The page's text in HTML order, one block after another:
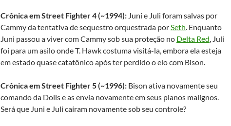
Crônica em Street Fighter 4 (~1994): Juni e Juli foram salvas por
Cammy da tentativa de sequestro orquestrada porSeth. Enquanto
Juni passou a viver com Cammy sob sua proteção no Delta Red, Juli
foi para um asilo onde T. Hawk costuma visitá-la, embora ela esteja
em estado quase catatônico após ter perdido o elo com Bison.
Crônica em Street Fighter 5 (~1996): Bison ativa novamente seu
comando da Dolls e as envia novamente em seus planos malignos.
Será que Juni e Juli caíram novamente sob seu controle?